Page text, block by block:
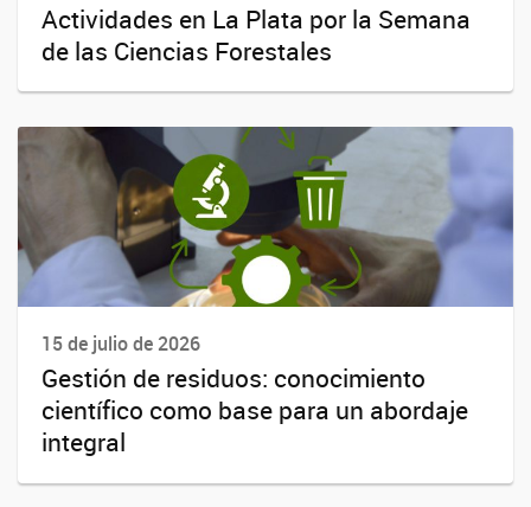
Actividades en La Plata por la Semana
de las Ciencias Forestales
15 de julio de 2026
Gestión de residuos: conocimiento
científico como base para un abordaje
integral